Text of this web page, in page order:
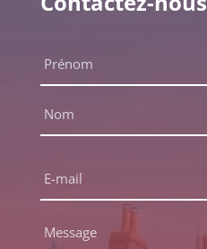
complet
mail
Message